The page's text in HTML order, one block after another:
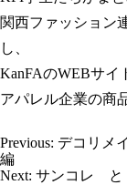
関西ファッション
し、
KanFAのWEBサイ
アパレル企業の商
Previous: デコリメ
編
Next: サンコレ